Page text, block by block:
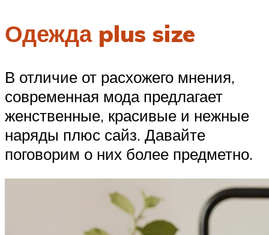
Одежда plus size
В отличие от расхожего мнения,
современная мода предлагает
женственные, красивые и нежные
наряды плюс сайз. Давайте
поговорим о них более предметно.